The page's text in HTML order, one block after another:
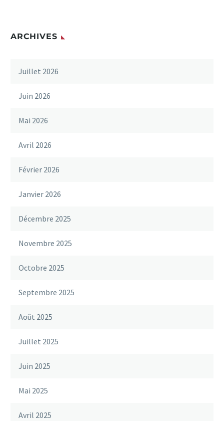
ARCHIVES
Juillet 2026
Juin 2026
Mai 2026
Avril 2026
Février 2026
Janvier 2026
Décembre 2025
Novembre 2025
Octobre 2025
Septembre 2025
Août 2025
Juillet 2025
Juin 2025
Mai 2025
Avril 2025